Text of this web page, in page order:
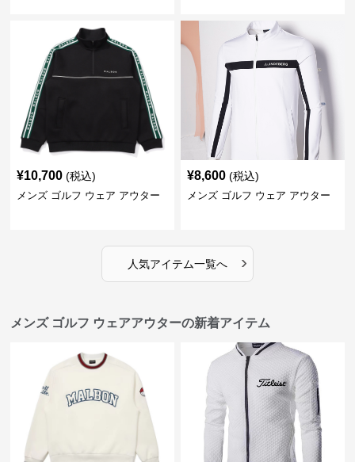
¥10,700 (税込)
メンズ ゴルフ ウェア アウター
¥8,600 (税込)
メンズ ゴルフ ウェア アウター
人気アイテム一覧へ ›
メンズ ゴルフ ウェアアウターの新着アイテム